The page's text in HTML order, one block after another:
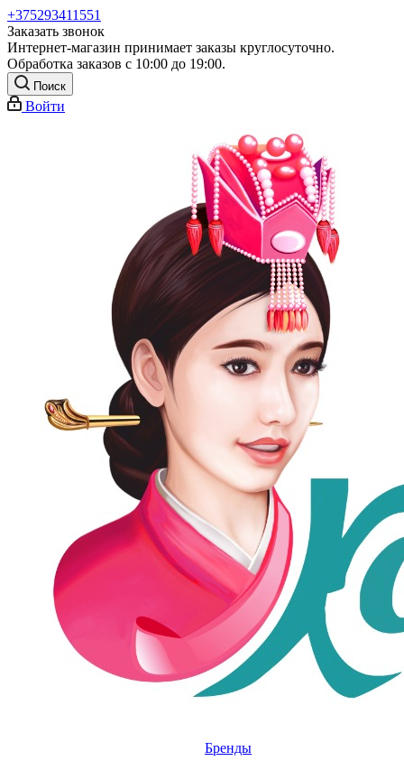
+375293411551
Заказать звонок
Интернет-магазин принимает заказы круглосуточно.
Обработка заказов с 10:00 до 19:00.
Поиск
Войти
Бренды